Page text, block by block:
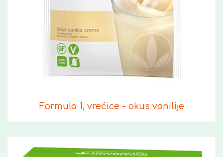
Formula 1, vrećice - okus vanilije